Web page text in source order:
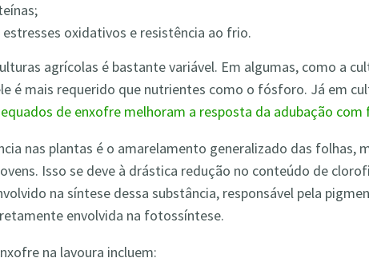
oxidativos e resistência ao frio.
agrícolas é bastante variável. Em algumas, como a
é mais requerido que nutrientes como o fósforo. Já em
de enxofre melhoram a resposta da adubação
nas plantas é o amarelamento generalizado das folhas,
Isso se deve à drástica redução no conteúdo de
na síntese dessa substância, responsável pela
envolvida na fotossíntese.
na lavoura incluem: